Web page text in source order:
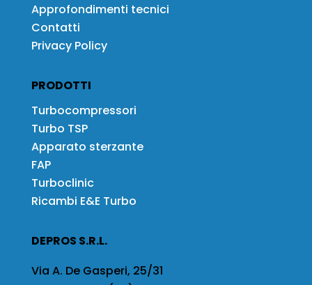
Approfondimenti tecnici
Contatti
Privacy Policy
PRODOTTI
Turbocompressori
Turbo TSP
Apparato sterzante
FAP
Turboclinic
Ricambi E&E Turbo
DEPROS S.R.L.
Via A. De Gasperi, 25/31